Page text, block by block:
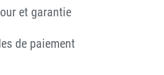
et garantie
de paiement